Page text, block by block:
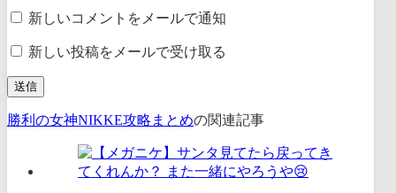
新しいコメントをメールで通知
新しい投稿をメールで受け取る
勝利の女神NIKKE攻略まとめの関連記事